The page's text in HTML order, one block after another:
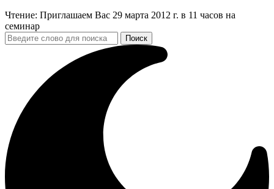
Чтение: Приглашаем Вас 29 марта 2012 г. в 11 часов на
семинар